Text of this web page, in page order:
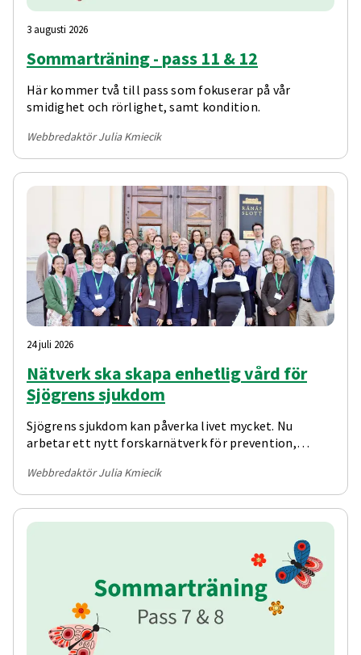
3 augusti 2026
Sommarträning - pass 11 & 12
Här kommer två till pass som fokuserar på vår
smidighet och rörlighet, samt kondition.
Webbredaktör Julia Kmiecik
24 juli 2026
Nätverk ska skapa enhetlig vård för
Sjögrens sjukdom
Sjögrens sjukdom kan påverka livet mycket. Nu
arbetar ett nytt forskarnätverk för prevention,
landet.
Webbredaktör Julia Kmiecik